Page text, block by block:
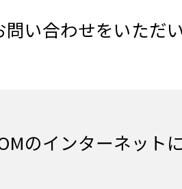
い合わせをいただ
のインターネット